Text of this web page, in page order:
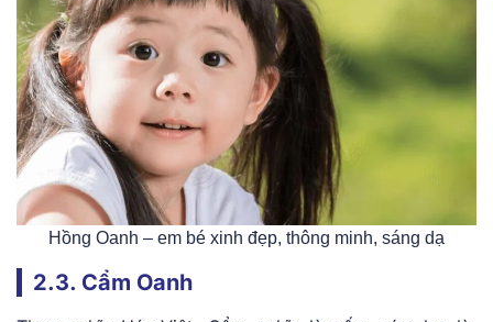
Hồng Oanh – em bé xinh đẹp, thông minh, sáng dạ
2.3. Cẩm Oanh